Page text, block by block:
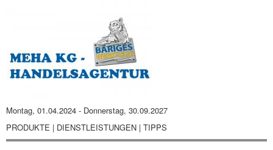
Montag, 01.04.2024 - Donnerstag, 30.09.2027
PRODUKTE | DIENSTLEISTUNGEN | TIPPS